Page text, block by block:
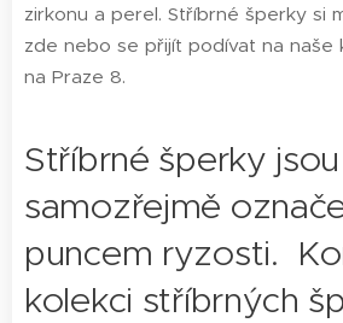
zirkonu a perel. Stříbrné šperky si
zde nebo se přijít podívat na naše
na Praze 8.
Stříbrné šperky jsou
samozřejmě
puncem ryzosti.
kolekci stříbrných